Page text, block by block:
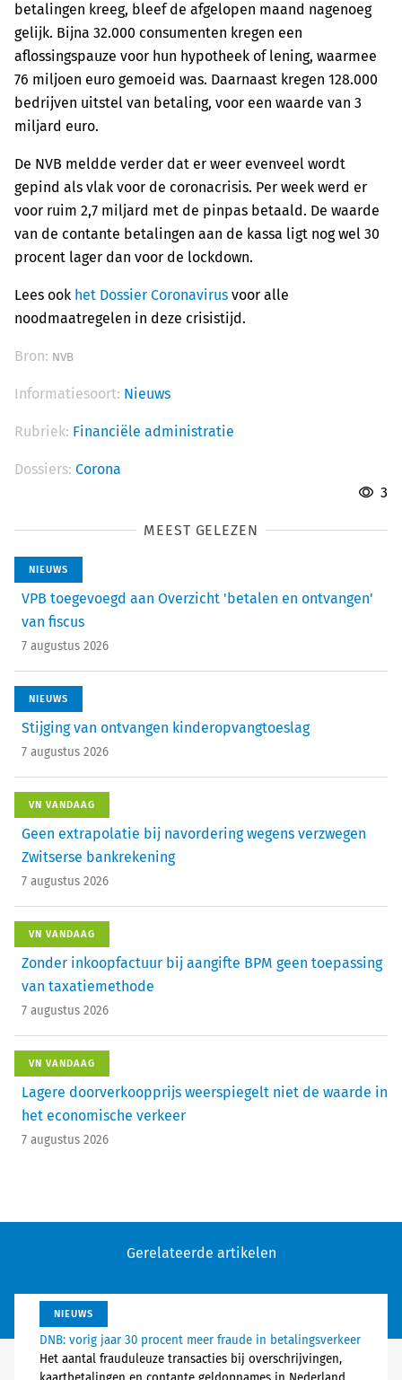
betalingen kreeg, bleef de afgelopen maand nagenoeg
gelijk. Bijna 32.000 consumenten kregen een
aflossingspauze voor hun hypotheek of lening, waarmee
76 miljoen euro gemoeid was. Daarnaast kregen 128.000
bedrijven uitstel van betaling, voor een waarde van 3
miljard euro.
De NVB meldde verder dat er weer evenveel wordt
gepind als vlak voor de coronacrisis. Per week werd er
voor ruim 2,7 miljard met de pinpas betaald. De waarde
van de contante betalingen aan de kassa ligt nog wel 30
procent lager dan voor de lockdown.
Lees ook het Dossier Coronavirus voor alle
noodmaatregelen in deze crisistijd.
Bron: NVB
Informatiesoort: Nieuws
Rubriek: Financiële administratie
Dossiers: Corona
3
MEEST GELEZEN
NIEUWS
VPB toegevoegd aan Overzicht 'betalen en ontvangen'
van fiscus
7 augustus 2026
NIEUWS
Stijging van ontvangen kinderopvangtoeslag
7 augustus 2026
VN VANDAAG
Geen extrapolatie bij navordering wegens verzwegen
Zwitserse bankrekening
7 augustus 2026
VN VANDAAG
Zonder inkoopfactuur bij aangifte BPM geen toepassing
van taxatiemethode
7 augustus 2026
VN VANDAAG
Lagere doorverkoopprijs weerspiegelt niet de waarde in
het economische verkeer
7 augustus 2026
Gerelateerde artikelen
NIEUWS
DNB: vorig jaar 30 procent meer fraude in betalingsverkeer
Het aantal frauduleuze transacties bij overschrijvingen,